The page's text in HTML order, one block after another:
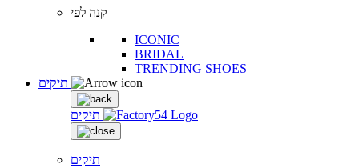
קנה לפי
ICONIC
BRIDAL
TRENDING SHOES
תיקים
תיקים